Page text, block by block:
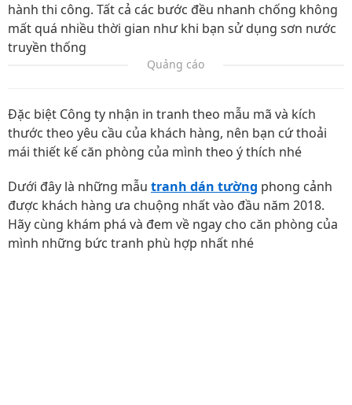
hành thi công. Tất cả các bước đều nhanh chống không
mất quá nhiều thời gian như khi bạn sử dụng sơn nước
truyền thống
Quảng cáo
Đặc biệt Công ty nhận in tranh theo mẫu mã và kích
thước theo yêu cầu của khách hàng, nên bạn cứ thoải
mái thiết kế căn phòng của mình theo ý thích nhé
Dưới đây là những mẫu tranh dán tường phong cảnh
được khách hàng ưa chuộng nhất vào đầu năm 2018.
Hãy cùng khám phá và đem về ngay cho căn phòng của
mình những bức tranh phù hợp nhất nhé